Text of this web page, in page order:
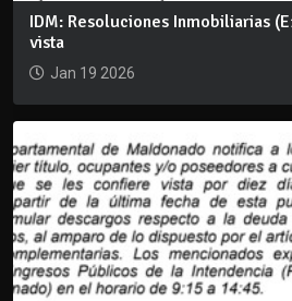
IDM: Resoluciones Inmobiliarias
vista
Jan 19 2026